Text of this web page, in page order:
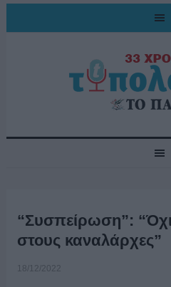
“Συσπείρωση”:
στους καναλάρχες”
18/12/2022